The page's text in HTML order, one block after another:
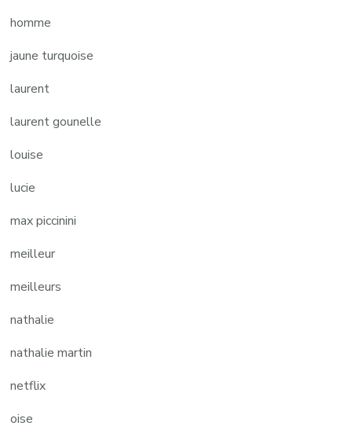
homme
jaune turquoise
laurent
laurent gounelle
louise
lucie
max piccinini
meilleur
meilleurs
nathalie
nathalie martin
netflix
oise